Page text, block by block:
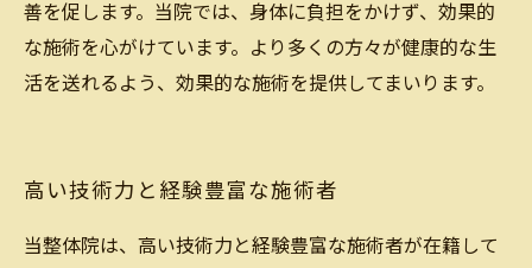
善を促します。当院では、身体に負担をかけず、効果的
な施術を心がけています。より多くの方々が健康的な生
活を送れるよう、効果的な施術を提供してまいります。
高い技術力と経験豊富な施術者
当整体院は、高い技術力と経験豊富な施術者が在籍して